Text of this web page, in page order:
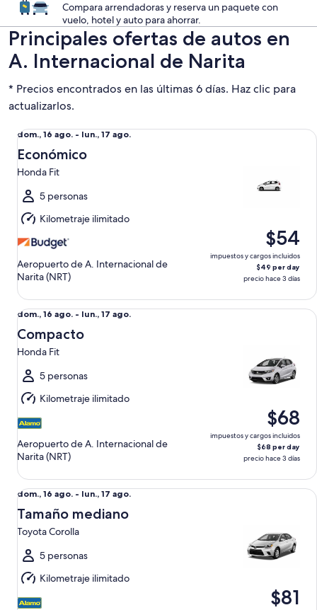
Compara arrendadoras y reserva un paquete con
vuelo, hotel y auto para ahorrar.
Principales ofertas de autos en
A. Internacional de Narita
* Precios encontrados en las últimas 6 días. Haz clic para
actualizarlos.
Del
dom.,
16
ago.
al
lun.,
17
ago.
dom., 16 ago. - lun., 17 ago.
Económico
Honda Fit
5 personas
Kilometraje ilimitado
Aeropuerto de A. Internacional de
Narita (NRT)
$54
impuestos y cargos incluidos
$49 per day
precio hace 3 días
Económico Honda Fit
Del
dom.,
16
ago.
al
lun.,
17
ago.
dom., 16 ago. - lun., 17 ago.
Compacto
Honda Fit
5 personas
Kilometraje ilimitado
Aeropuerto de A. Internacional de
Narita (NRT)
$68
impuestos y cargos incluidos
$68 per day
precio hace 3 días
Compacto Honda Fit
Del
dom.,
16
ago.
al
lun.,
17
ago.
dom., 16 ago. - lun., 17 ago.
Tamaño mediano
Toyota Corolla
5 personas
Kilometraje ilimitado
$81
Tamaño mediano Toyota Corolla